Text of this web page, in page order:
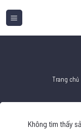
qua
Trang chủ
Không tìm thấy